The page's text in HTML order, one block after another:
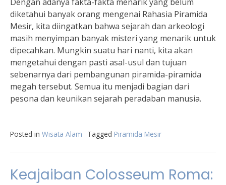
diketahui banyak orang mengenai Rahasia Piramida
Mesir, kita diingatkan bahwa sejarah dan arkeologi
masih menyimpan banyak misteri yang menarik untuk
dipecahkan. Mungkin suatu hari nanti, kita akan
mengetahui dengan pasti asal-usul dan tujuan
sebenarnya dari pembangunan piramida-piramida
megah tersebut. Semua itu menjadi bagian dari
pesona dan keunikan sejarah peradaban manusia.
Posted in Wisata Alam Tagged Piramida Mesir
Keajaiban Colosseum Roma: